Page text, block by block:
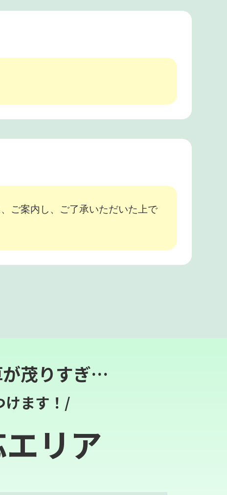
ご案内し、ご了承いただいた上で
茂りすぎ…
けます！/
リア